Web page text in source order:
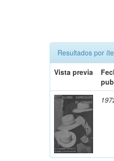
Resultados por
Vista previa